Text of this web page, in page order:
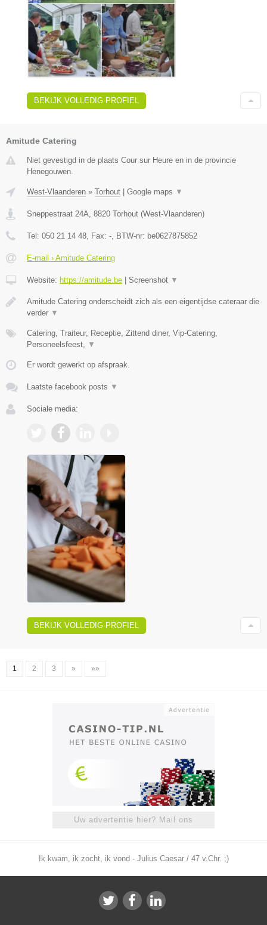
BEKIJK VOLLEDIG PROFIEL
Amitude Catering
Niet gevestigd in de plaats Cour sur Heure en in de provincie
Henegouwen.
West-Vlaanderen » Torhout | Google maps ▼
Sneppestraat 24A 8820 Torhout (West-Vlaanderen)
Tel: 050 21 14 48 , Fax: - , BTW-nr: be0627875852
E-mail › Amitude Catering
Website: https://amitude.be | Screenshot ▼
Amitude Catering onderscheidt zich als een eigentijdse cateraar die
verder ▼
Catering, Traiteur, Receptie, Zittend diner, Vip-Catering,
Personeelsfeest,
▼
Er wordt gewerkt op afspraak.
Laatste facebook posts ▼
Sociale media:
BEKIJK VOLLEDIG PROFIEL
1 2 3 » »»
Uw advertentie hier? Mail ons
Ik kwam, ik zocht, ik vond - Julius Caesar / 47 v.Chr. ;)